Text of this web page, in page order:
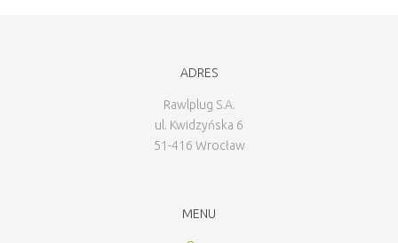
ADRES
Rawlplug S.A.
ul. Kwidzyńska 6
51-416 Wrocław
MENU